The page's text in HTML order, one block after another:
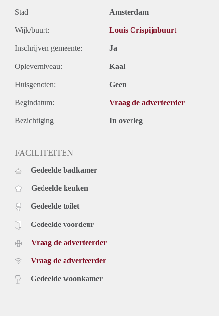
Stad Amsterdam
Wijk/buurt: Louis Crispijnbuurt
Inschrijven gemeente: Ja
Opleverniveau: Kaal
Huisgenoten: Geen
Begindatum: Vraag de adverteerder
Bezichtiging In overleg
FACILITEITEN
Gedeelde badkamer
Gedeelde keuken
Gedeelde toilet
Gedeelde voordeur
Vraag de adverteerder
Vraag de adverteerder
Gedeelde woonkamer